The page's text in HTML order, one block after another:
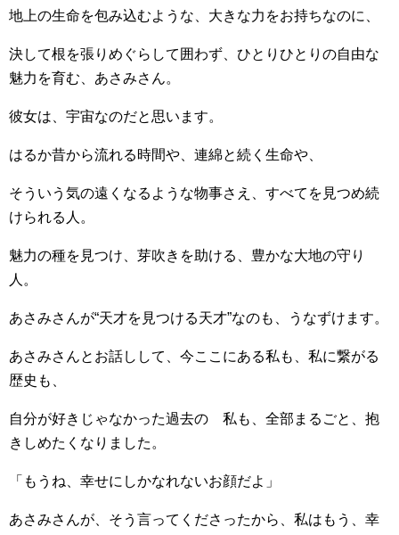
地上の生命を包み込むような、大きな力をお持ちなのに、
決して根を張りめぐらして囲わず、ひとりひとりの自由な
魅力を育む、あさみさん。
彼女は、宇宙なのだと思います。
はるか昔から流れる時間や、連綿と続く生命や、
そういう気の遠くなるような物事さえ、すべてを見つめ続
けられる人。
魅力の種を見つけ、芽吹きを助ける、豊かな大地の守り
人。
あさみさんが“天才を見つける天才”なのも、うなずけます。
あさみさんとお話しして、今ここにある私も、私に繋がる
歴史も、
自分が好きじゃなかった過去の゙私も、全部まるごと、抱
きしめたくなりました。
「もうね、幸せにしかなれないお顔だよ」
あさみさんが、そう言ってくださったから、私はもう、幸